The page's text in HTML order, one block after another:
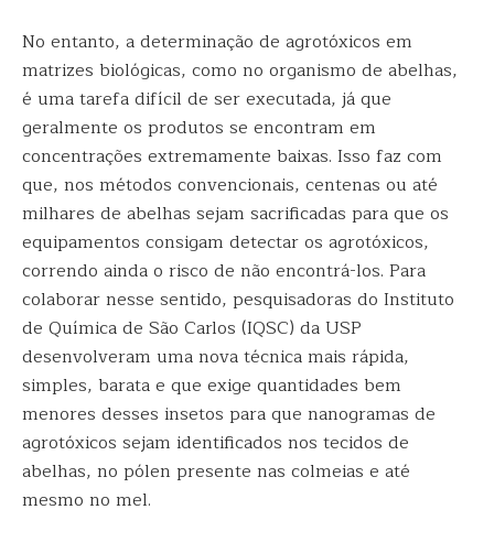
No entanto, a determinação de agrotóxicos em
matrizes biológicas, como no organismo de abelhas,
é uma tarefa difícil de ser executada, já que
geralmente os produtos se encontram em
concentrações extremamente baixas. Isso faz com
que, nos métodos convencionais, centenas ou até
milhares de abelhas sejam sacrificadas para que os
equipamentos consigam detectar os agrotóxicos,
correndo ainda o risco de não encontrá-los. Para
colaborar nesse sentido, pesquisadoras do Instituto
de Química de São Carlos (IQSC) da USP
desenvolveram uma nova técnica mais rápida,
simples, barata e que exige quantidades bem
menores desses insetos para que nanogramas de
agrotóxicos sejam identificados nos tecidos de
abelhas, no pólen presente nas colmeias e até
mesmo no mel.